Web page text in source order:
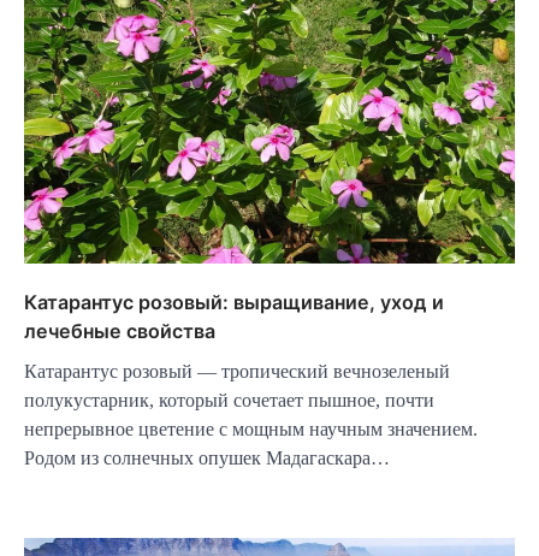
Катарантус розовый: выращивание, уход и
лечебные свойства
Катарантус розовый — тропический вечнозеленый
полукустарник, который сочетает пышное, почти
непрерывное цветение с мощным научным значением.
Родом из солнечных опушек Мадагаскара…